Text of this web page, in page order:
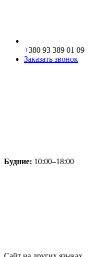
+380 93 389 01 09
Заказать звонок
Будние: 10:00–18:00